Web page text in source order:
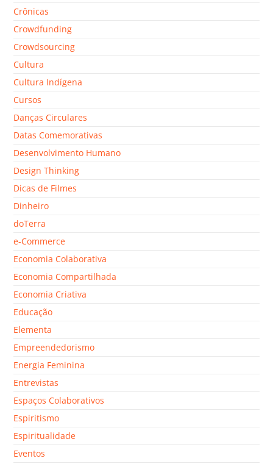
Crônicas
Crowdfunding
Crowdsourcing
Cultura
Cultura Indígena
Cursos
Danças Circulares
Datas Comemorativas
Desenvolvimento Humano
Design Thinking
Dicas de Filmes
Dinheiro
doTerra
e-Commerce
Economia Colaborativa
Economia Compartilhada
Economia Criativa
Educação
Elementa
Empreendedorismo
Energia Feminina
Entrevistas
Espaços Colaborativos
Espiritismo
Espiritualidade
Eventos